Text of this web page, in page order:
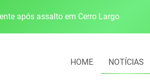
após assalto em Cerro Largo
HOME NOTÍCIAS